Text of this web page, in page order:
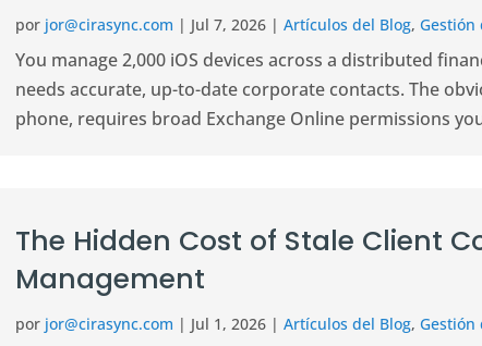
por jor@cirasync.com | Jul 7, 2026 |Artículos del Blog,Gestión
You manage 2,000 iOS devices across a distributed
needs accurate, up-to-date corporate contacts. The
phone, requires broad Exchange Online permissions
The Hidden Cost of Stale Client
Management
por jor@cirasync.com | Jul 1, 2026 |Artículos del Blog,Gestión